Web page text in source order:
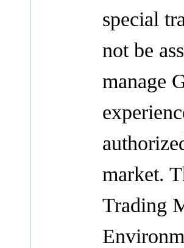
special
not be
manage
market.
Trading